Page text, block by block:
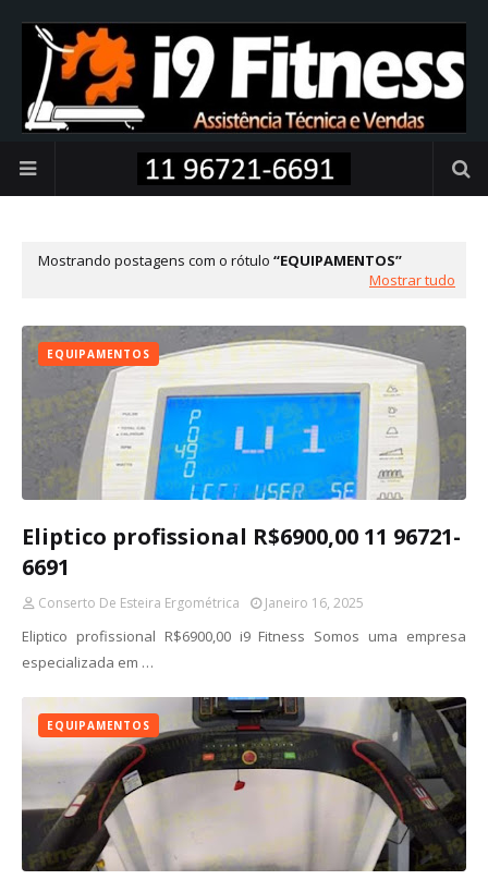
Mostrando postagens com o rótulo
EQUIPAMENTOS
Mostrar tudo
EQUIPAMENTOS
Eliptico profissional R$6900,00 11 96721-
6691
Conserto De Esteira Ergométrica Janeiro 16, 2025
Eliptico profissional R$6900,00 i9 Fitness Somos uma empresa
especializada em …
EQUIPAMENTOS